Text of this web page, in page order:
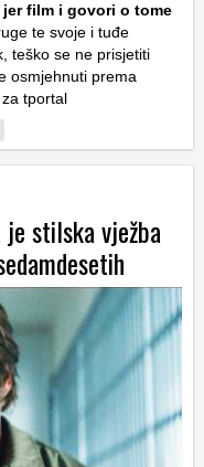
film i govori o tome
te svoje i tuđe
teško se ne prisjetiti
osmjehnuti prema
za tportal
stilska vježba